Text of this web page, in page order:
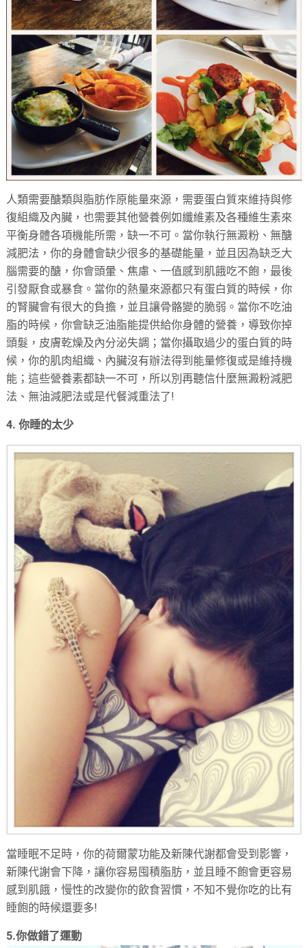
人類需要醣類與脂肪作原能量來源，需要蛋白質來維持與修
復組織及內臟，也需要其他營養例如纖維素及各種維生素來
平衡身體各項機能所需，缺一不可。當你執行無澱粉、無醣
減肥法，你的身體會缺少很多的基礎能量，並且因為缺乏大
腦需要的醣，你會頭暈、焦慮、一值感到肌餓吃不飽，最後
引發厭食或暴食。當你的熱量來源都只有蛋白質的時候，你
的腎臟會有很大的負擔，並且讓骨骼變的脆弱。當你不吃油
脂的時候，你會缺乏油脂能提供給你身體的營養，導致你掉
頭髮，皮膚乾燥及內分泌失調；當你攝取過少的蛋白質的時
候，你的肌肉組織、內臟沒有辦法得到能量修復或是維持機
能；這些營養素都缺一不可，所以別再聽信什麼無澱粉減肥
法、無油減肥法或是代餐減重法了!
4. 你睡的太少
當睡眠不足時，你的荷爾蒙功能及新陳代謝都會受到影響，
新陳代謝會下降，讓你容易囤積脂肪，並且睡不飽會更容易
感到肌餓，慢性的改變你的飲食習慣，不知不覺你吃的比有
睡飽的時候還要多!
5.你做錯了運動